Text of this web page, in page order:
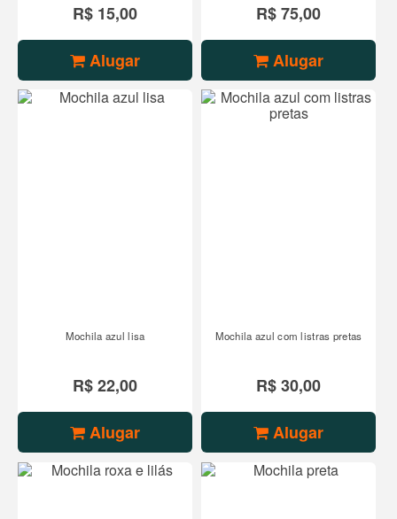
R$ 15,00
Alugar
R$ 75,00
Alugar
Mochila azul lisa
R$ 22,00
Alugar
Mochila azul com listras pretas
R$ 30,00
Alugar